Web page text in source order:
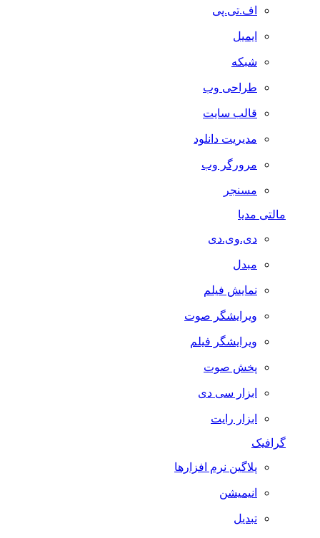
اف.تی.پی
ایمیل
شبکه
طراحی وب
قالب سایت
مدیریت دانلود
مرورگر وب
مسنجر
مالتی مدیا
دی.وی.دی
مبدل
نمایش فیلم
ویرایشگر صوت
ویرایشگر فیلم
پخش صوت
ابزار سی دی
ابزار رایت
گرافیک
پلاگین نرم افزارها
انیمیشن
تبدیل